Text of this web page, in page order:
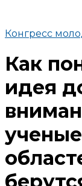
Конгресс
Как
идея